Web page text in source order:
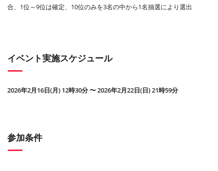
合、1位～9位は確定、10位のみを3名の中から1名抽選により選出
イベント実施スケジュール
2026年2月16日(月) 12時30分 〜 2026年2月22日(日) 21時59分
参加条件